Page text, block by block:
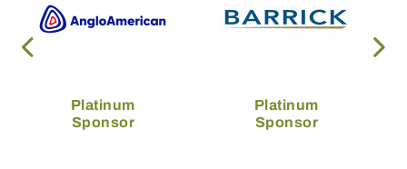
Platinum
Sponsor
Platinum
Sponsor